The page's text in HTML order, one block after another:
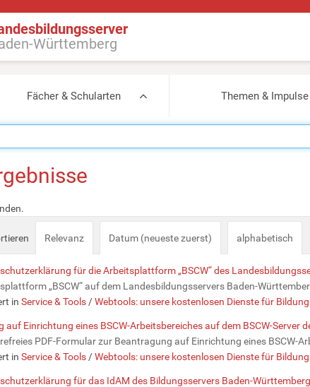
Württemberg
Fächer & Schularten Themen & Impulse
Relevanz Datum (neueste zuerst) alphabetisch
für die Arbeitsplattform „BSCW“ des
„BSCW“ auf dem Landesbildungsservers Baden-
in Service & Tools /Webtools: unsere kostenlosen Dienste für Bildung
auf Einrichtung eines BSCW-Arbeitsbereiches auf dem BSCW-Server
PDF-Formular zur Beantragung auf Einrichtung eines BSCW-
in Service & Tools /Webtools: unsere kostenlosen Dienste für Bildung
für das IdAM des Bildungsservers Baden-Württemberg